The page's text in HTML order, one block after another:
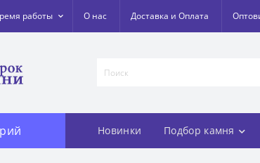
работы О нас Доставка и Оплата
Новинки Подбор камня